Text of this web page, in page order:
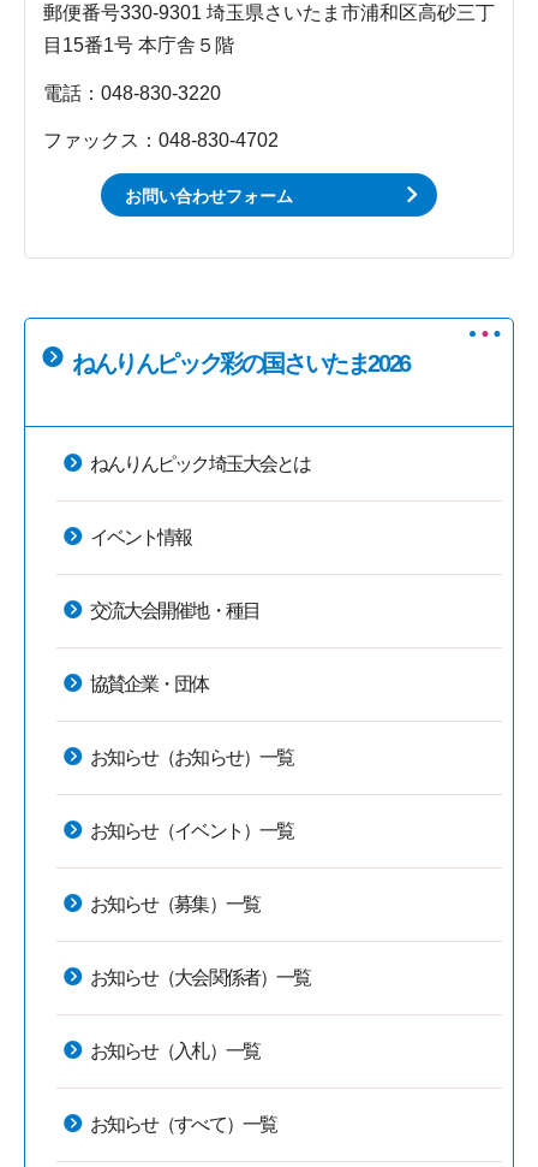
郵便番号330-9301 埼玉県さいたま市浦和区高砂三丁
目15番1号 本庁舎５階
電話：048-830-3220
ファックス：048-830-4702
お問い合わせフォーム
ねんりんピック彩の国さいたま2026
ねんりんピック埼玉大会とは
イベント情報
交流大会開催地・種目
協賛企業・団体
お知らせ（お知らせ）一覧
お知らせ（イベント）一覧
お知らせ（募集）一覧
お知らせ（大会関係者）一覧
お知らせ（入札）一覧
お知らせ（すべて）一覧